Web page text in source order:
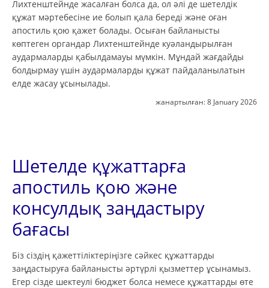
Лихтенштейнде жасалған болса да, ол әлі де шетелдік
құжат мәртебесіне ие болып қала береді және оған
апостиль қою қажет болады. Осыған байланысты
көптеген органдар Лихтенштейнде куәландырылған
аудармаларды қабылдамауы мүмкін. Мұндай жағдайды
болдырмау үшін аудармаларды құжат пайдаланылатын
елде жасау ұсынылады.
жанартылған:8 January 2026
Шетелде құжаттарға
апостиль қою және
консулдық заңдастыру
бағасы
Біз сіздің қажеттіліктеріңізге сәйкес құжаттарды
заңдастыруға байланысты әртүрлі қызметтер ұсынамыз.
Егер сізде шектеулі бюджет болса немесе құжаттарды өте